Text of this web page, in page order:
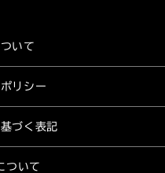
いて
リシー
づく表記
ついて